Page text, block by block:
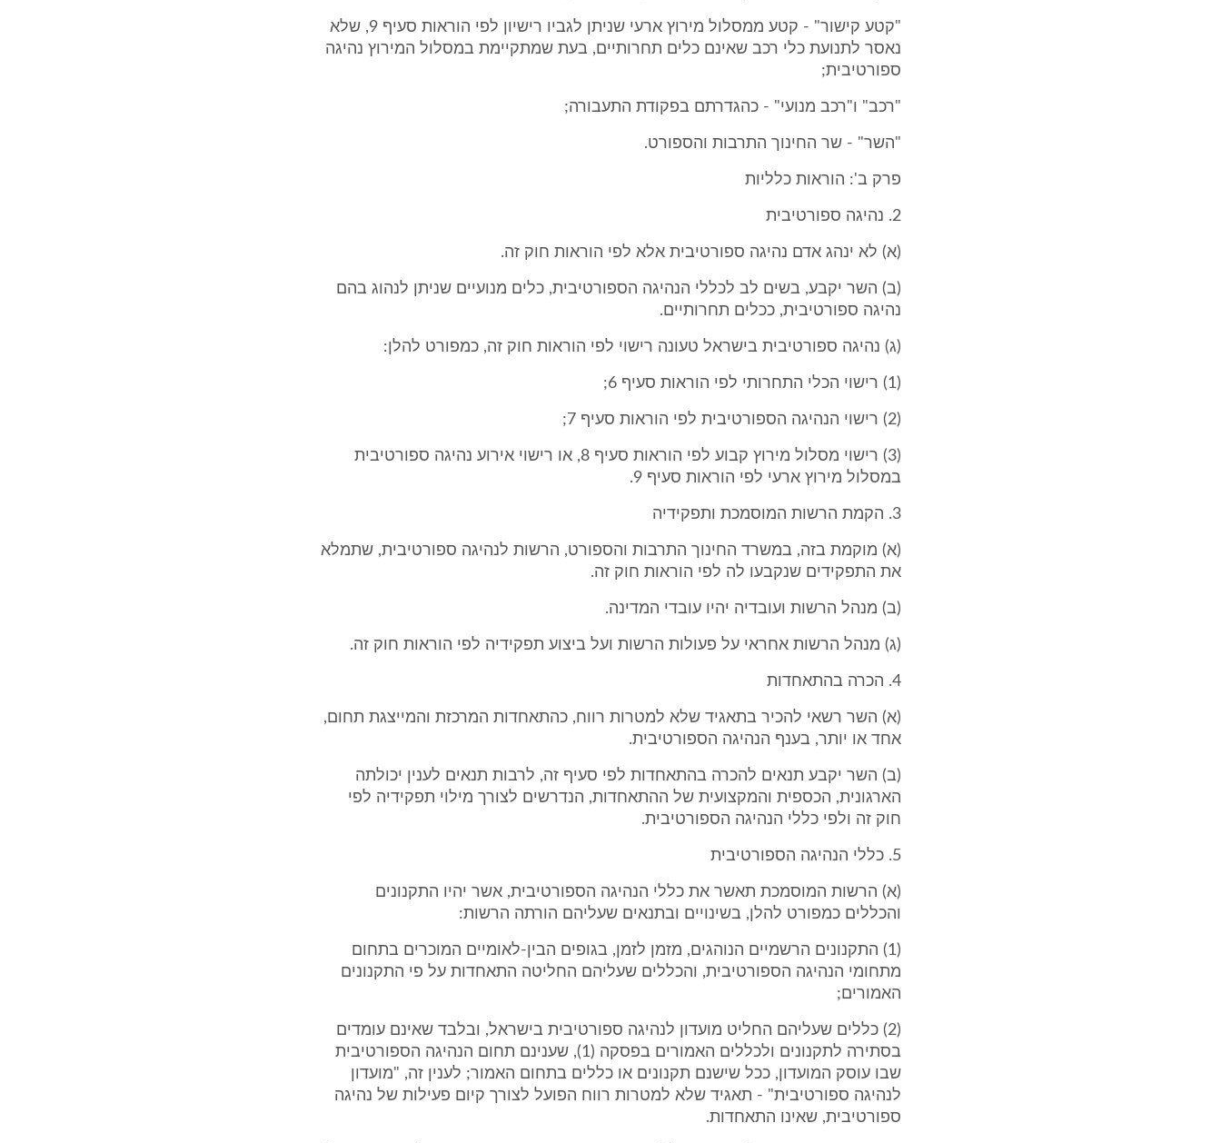
"קטע קישור" - קטע ממסלול מירוץ ארעי שניתן לגביו רישיון לפי הוראות סעיף 9, שלא
נאסר לתנועת כלי רכב שאינם כלים תחרותיים, בעת שמתקיימת במסלול המירוץ נהיגה
ספורטיבית;
"רכב" ו"רכב מנועי" - כהגדרתם בפקודת התעבורה;
"השר" - שר החינוך התרבות והספורט.
פרק ב': הוראות כלליות
2. נהיגה ספורטיבית
(א) לא ינהג אדם נהיגה ספורטיבית אלא לפי הוראות חוק זה.
(ב) השר יקבע, בשים לב לכללי הנהיגה הספורטיבית, כלים מנועיים שניתן לנהוג בהם
נהיגה ספורטיבית, ככלים תחרותיים.
(ג) נהיגה ספורטיבית בישראל טעונה רישוי לפי הוראות חוק זה, כמפורט להלן:
(1) רישוי הכלי התחרותי לפי הוראות סעיף 6;
(2) רישוי הנהיגה הספורטיבית לפי הוראות סעיף 7;
(3) רישוי מסלול מירוץ קבוע לפי הוראות סעיף 8, או רישוי אירוע נהיגה ספורטיבית
במסלול מירוץ ארעי לפי הוראות סעיף 9.
3. הקמת הרשות המוסמכת ותפקידיה
(א) מוקמת בזה, במשרד החינוך התרבות והספורט, הרשות לנהיגה ספורטיבית, שתמלא
את התפקידים שנקבעו לה לפי הוראות חוק זה.
(ב) מנהל הרשות ועובדיה יהיו עובדי המדינה.
(ג) מנהל הרשות אחראי על פעולות הרשות ועל ביצוע תפקידיה לפי הוראות חוק זה.
4. הכרה בהתאחדות
(א) השר רשאי להכיר בתאגיד שלא למטרות רווח, כהתאחדות המרכזת והמייצגת תחום,
אחד או יותר, בענף הנהיגה הספורטיבית.
(ב) השר יקבע תנאים להכרה בהתאחדות לפי סעיף זה, לרבות תנאים לענין יכולתה
הארגונית, הכספית והמקצועית של ההתאחדות, הנדרשים לצורך מילוי תפקידיה לפי
חוק זה ולפי כללי הנהיגה הספורטיבית.
5. כללי הנהיגה הספורטיבית
(א) הרשות המוסמכת תאשר את כללי הנהיגה הספורטיבית, אשר יהיו התקנונים
והכללים כמפורט להלן, בשינויים ובתנאים שעליהם הורתה הרשות:
(1) התקנונים הרשמיים הנוהגים, מזמן לזמן, בגופים הבין-לאומיים המוכרים בתחום
מתחומי הנהיגה הספורטיבית, והכללים שעליהם החליטה התאחדות על פי התקנונים
האמורים;
(2) כללים שעליהם החליט מועדון לנהיגה ספורטיבית בישראל, ובלבד שאינם עומדים
בסתירה לתקנונים ולכללים האמורים בפסקה (1), שענינם תחום הנהיגה הספורטיבית
שבו עוסק המועדון, ככל שישנם תקנונים או כללים בתחום האמור; לענין זה, "מועדון
לנהיגה ספורטיבית" - תאגיד שלא למטרות רווח הפועל לצורך קיום פעילות של נהיגה
ספורטיבית, שאינו התאחדות.